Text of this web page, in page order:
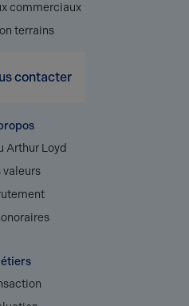
commerciaux
terrains
contacter
Arthur Loyd
valeurs